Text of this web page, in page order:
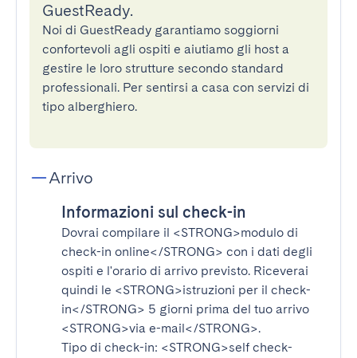
GuestReady.
Noi di GuestReady garantiamo soggiorni
confortevoli agli ospiti e aiutiamo gli host a
gestire le loro strutture secondo standard
professionali. Per sentirsi a casa con servizi di
tipo alberghiero.
Arrivo
Informazioni sul check-in
Dovrai compilare il <STRONG>modulo di
check-in online</STRONG> con i dati degli
ospiti e l'orario di arrivo previsto. Riceverai
quindi le <STRONG>istruzioni per il check-
in</STRONG> 5 giorni prima del tuo arrivo
<STRONG>via e-mail</STRONG>.
Tipo di check-in: <STRONG>self check-